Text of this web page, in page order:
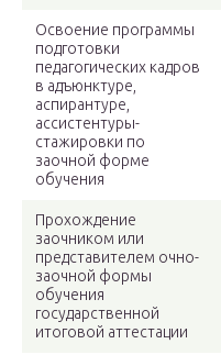
Освоение программы
подготовки
педагогических кадров
в адъюнктуре,
аспирантуре,
ассистентуры-
стажировки по
заочной форме
обучения
Прохождение
заочником или
представителем очно-
заочной формы
обучения
государственной
итоговой аттестации